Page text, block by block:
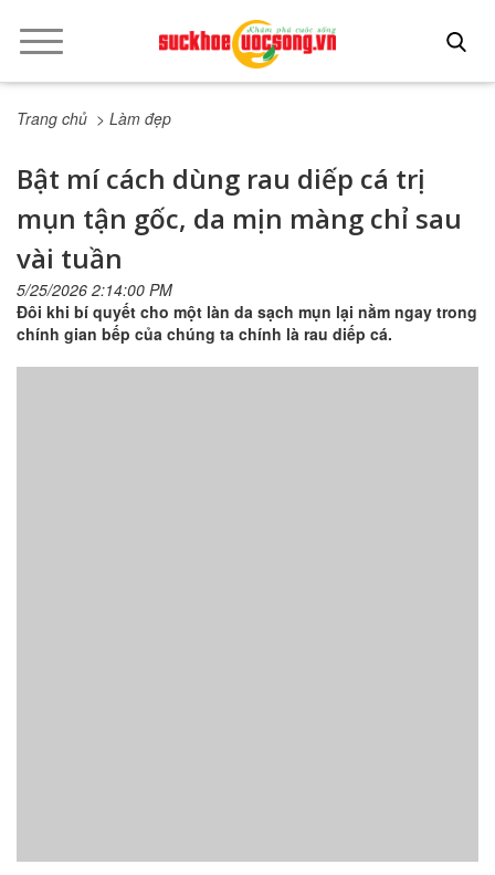
Trang chủ > Làm đẹp
Bật mí cách dùng rau diếp cá trị
mụn tận gốc, da mịn màng chỉ sau
vài tuần
5/25/2026 2:14:00 PM
Đôi khi bí quyết cho một làn da sạch mụn lại nằm ngay trong
chính gian bếp của chúng ta chính là rau diếp cá.